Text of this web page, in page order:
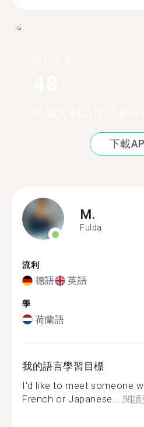
下載
M.
Fulda
流利
德語 英語
學
荷蘭語
我的語言學習目標
I‘d like to meet someone
French or Japanese.... 閱讀